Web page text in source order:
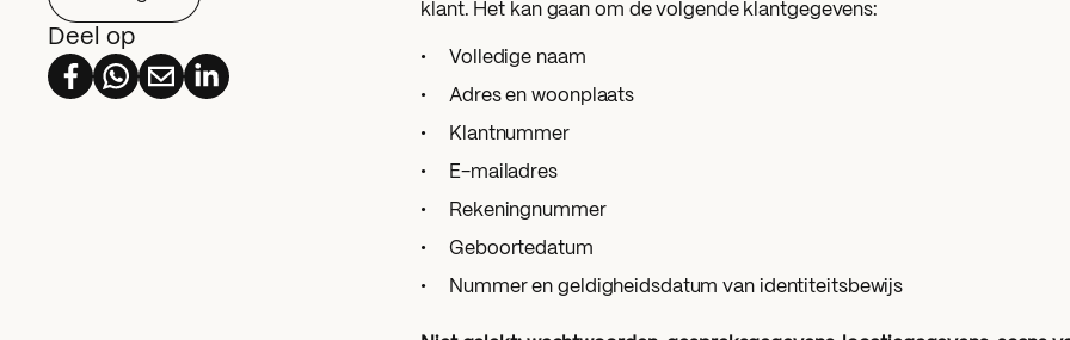
klant. Het kan gaan om de volgende klantgegevens:
Volledige naam
Adres en woonplaats
Klantnummer
E-mailadres
Rekeningnummer
Geboortedatum
Nummer en geldigheidsdatum van identiteitsbewijs
Deel op